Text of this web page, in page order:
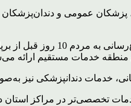
مسئول سازمان بسیج
خدمات دندانپزشکی نیز
تخصصی‌تر در مراکز